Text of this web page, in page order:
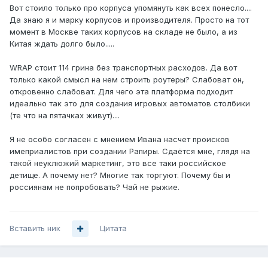
Вот стоило только про корпуса упомянуть как всех понесло....
Да знаю я и марку корпусов и производителя. Просто на тот
момент в Москве таких корпусов на складе не было, а из
Китая ждать долго было.....
WRAP стоит 114 грина без транспортных расходов. Да вот
только какой смысл на нем строить роутеры? Слабоват он,
откровенно слабоват. Для чего эта платформа подходит
идеально так это для создания игровых автоматов столбики
(те что на пятачках живут)....
Я не особо согласен с мнением Ивана насчет происков
имеприалистов при создании Рапиры. Сдаётся мне, глядя на
такой неуклюжий маркетинг, это все таки российское
детище. А почему нет? Многие так торгуют. Почему бы и
россиянам не попробовать? Чай не рыжие.
Вставить ник Цитата